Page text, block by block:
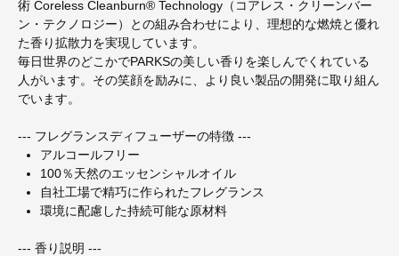
術 Coreless Cleanburn® Technology（コアレス・クリーンバー
ン・テクノロジー）との組み合わせにより、理想的な燃焼と優れ
た香り拡散力を実現しています。
毎日世界のどこかでPARKSの美しい香りを楽しんでくれている
人がいます。その笑顔を励みに、より良い製品の開発に取り組ん
でいます。
--- フレグランスディフューザーの特徴 ---
アルコールフリー
100％天然のエッセンシャルオイル
自社工場で精巧に作られたフレグランス
環境に配慮した持続可能な原材料
--- 香り説明 ---